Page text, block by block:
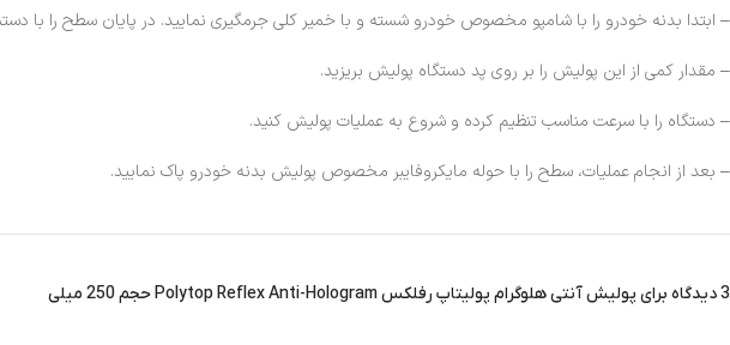
– ابتدا بدنه خودرو را با شامپو مخصوص خودرو شسته و با خمیر کلی جرمگیری نمایید. در پایان سطح را با
– مقدار کمی از این پولیش را بر روی پد دستگاه پولیش بریزید.
– دستگاه را با سرعت مناسب تنظیم کرده و شروع به عملیات پولیش کنید.
– بعد از انجام عملیات، سطح را با حوله مایکروفایبر مخصوص پولیش بدنه خودرو پاک نمایید.
3 دیدگاه برای پولیش آنتی هلوگرام پولیتاپ رفلکس Polytop Reflex Anti-Hologram حجم 250 میلی